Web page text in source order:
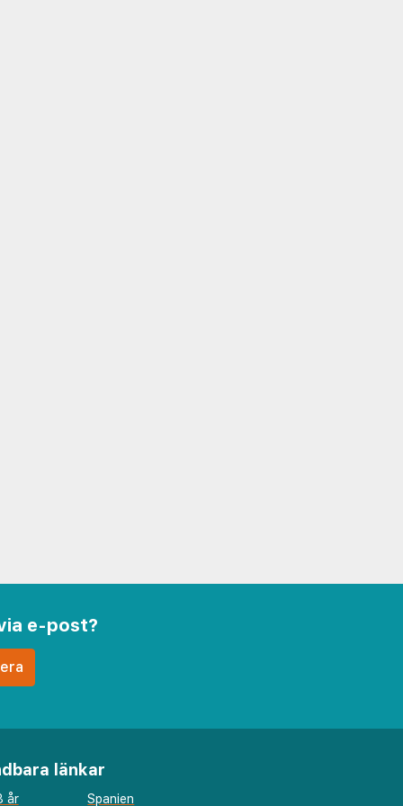
e-post?
länkar
år Spanien